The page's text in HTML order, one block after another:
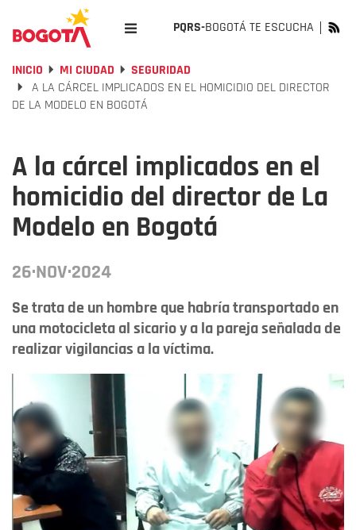
PQRS-BOGOTÁ TE ESCUCHA
INICIO MI CIUDAD
SEGURIDAD
A LA CÁRCEL IMPLICADOS EN EL HOMICIDIO DEL DIRECTOR
DE LA MODELO EN BOGOTÁ
A la cárcel implicados en el
homicidio del director de La
Modelo en Bogotá
26·NOV·2024
Se trata de un hombre que habría transportado en
una motocicleta al sicario y a la pareja señalada de
realizar vigilancias a la víctima.